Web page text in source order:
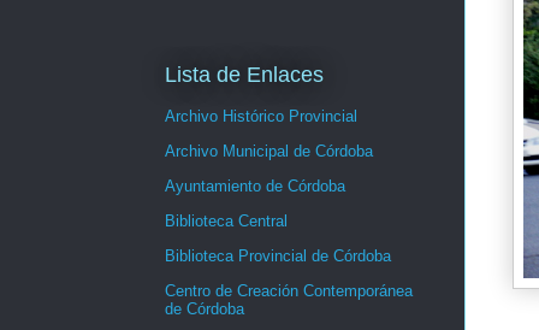
Lista de Enlaces
Archivo Histórico Provincial
Archivo Municipal de Córdoba
Ayuntamiento de Córdoba
Biblioteca Central
Biblioteca Provincial de Córdoba
Centro de Creación Contemporánea
de Córdoba